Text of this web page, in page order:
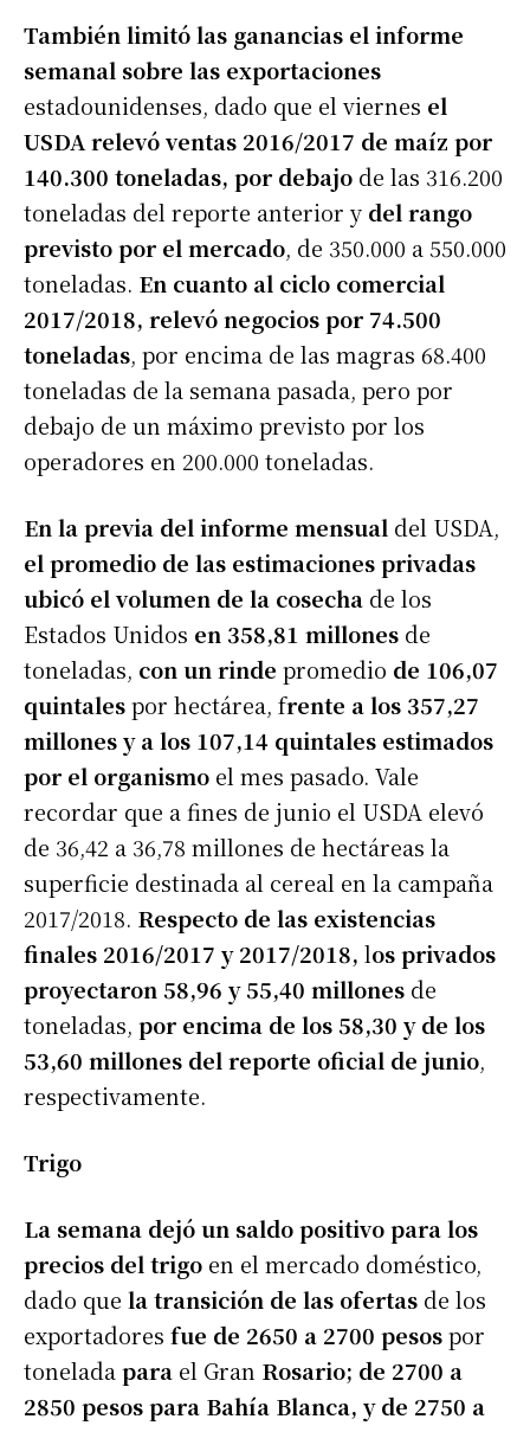
También limitó las ganancias el informe
semanal sobre las exportaciones
estadounidenses, dado que el viernes el
USDA relevó ventas 2016/2017 de maíz por
140.300 toneladas, por debajo de las 316.200
toneladas del reporte anterior y del rango
previsto por el mercado, de 350.000 a 550.000
toneladas. En cuanto al ciclo comercial
2017/2018, relevó negocios por 74.500
toneladas, por encima de las magras 68.400
toneladas de la semana pasada, pero por
debajo de un máximo previsto por los
operadores en 200.000 toneladas.
En la previa del informe mensual del USDA,
el promedio de las estimaciones privadas
ubicó el volumen de la cosecha de los
Estados Unidos en 358,81 millones de
toneladas, con un rinde promedio de 106,07
quintalespor hectárea, frente a los 357,27
millones y a los 107,14 quintales estimados
por el organismo el mes pasado. Vale
recordar que a fines de junio el USDA elevó
de 36,42 a 36,78 millones de hectáreas la
superficie destinada al cereal en la campaña
2017/2018. Respecto de las existencias
finales 2016/2017 y 2017/2018, los privados
proyectaron 58,96 y 55,40 millones de
toneladas, por encima de los 58,30 y de los
53,60 millones del reporte oficial de junio,
respectivamente.
Trigo
La semana dejó un saldo positivo para los
precios del trigo en el mercado doméstico,
dado que la transición de las ofertas de los
exportadores fue de 2650 a 2700 pesospor
tonelada para el Gran Rosario; de 2700 a
2850 pesos para Bahía Blanca, y de 2750 a